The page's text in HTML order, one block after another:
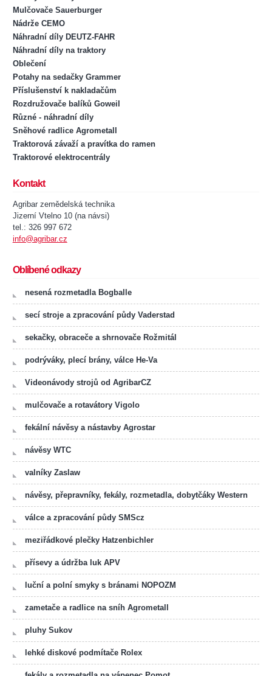
Mulčovače Sauerburger
Nádrže CEMO
Náhradní díly DEUTZ-FAHR
Náhradní díly na traktory
Oblečení
Potahy na sedačky Grammer
Příslušenství k nakladačům
Rozdružovače balíků Goweil
Různé - náhradní díly
Sněhové radlice Agrometall
Traktorová závaží a pravítka do ramen
Traktorové elektrocentrály
Kontakt
Agribar zemědelská technika
Jizerní Vtelno 10 (na návsi)
tel.: 326 997 672
info@agribar.cz
Oblíbené odkazy
nesená rozmetadla Bogballe
secí stroje a zpracování půdy Vaderstad
sekačky, obraceče a shrnovače Rožmitál
podrýváky, plecí brány, válce He-Va
Videonávody strojů od AgribarCZ
mulčovače a rotavátory Vigolo
fekální návěsy a nástavby Agrostar
návěsy WTC
valníky Zaslaw
návěsy, přepravníky, fekály, rozmetadla, dobytčáky Western
válce a zpracování půdy SMScz
meziřádkové plečky Hatzenbichler
přísevy a údržba luk APV
luční a polní smyky s bránami NOPOZM
zametače a radlice na sníh Agrometall
pluhy Sukov
lehké diskové podmítače Rolex